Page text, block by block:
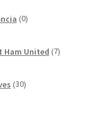
0izdelkov
Ham United 7izdelkov
30izdelkov